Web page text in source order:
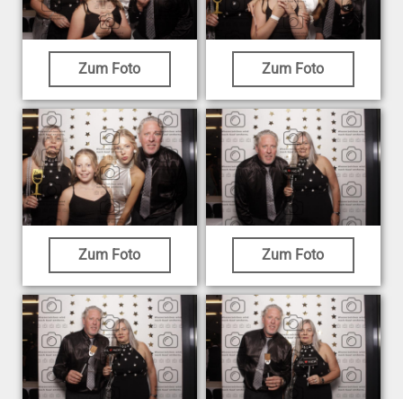
Zum Foto Zum Foto
Zum Foto Zum Foto